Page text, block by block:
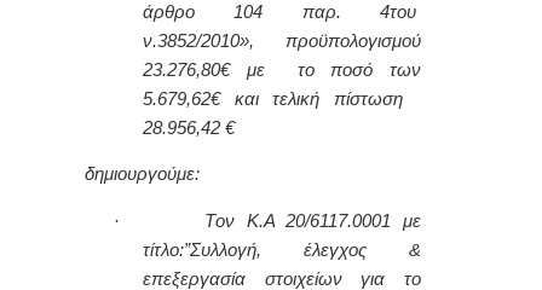
άρθρο 104 παρ. 4του
ν.3852/2010», προϋπολογισμού
23.276,80€ με το ποσό των
5.679,62€ και τελική πίστωση
28.956,42 €
δημιουργούμε:
· Tον Κ.Α 20/6117.0001 με
τίτλο:”Συλλογή, έλεγχος &
επεξεργασία στοιχείων για το